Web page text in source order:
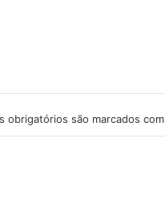
obrigatórios são marcados com